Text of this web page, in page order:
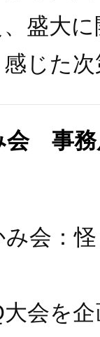
盛大
じた
会 事務
み会：
会を